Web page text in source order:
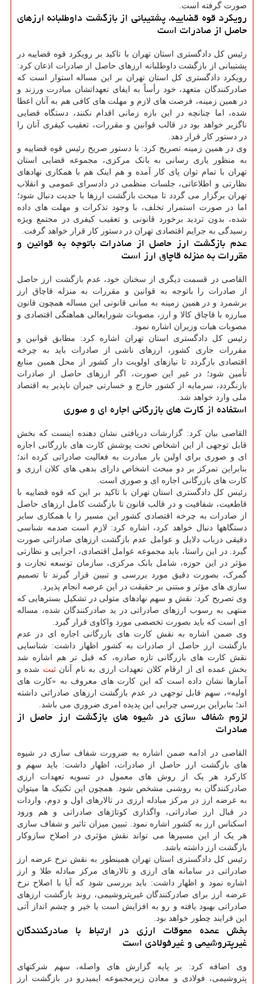
صورت گرفته است.
رویکرد قوه قضاییه، پشتیبانی از بازگشت داوطلبانه ارزهای
حاصل از صادرات است
رئیس کل دادگستری استان تهران با تاکید بر رویکرد قوه قضاییه در
پشتیبانی از بازگشت داوطلبانه ارزهای حاصل از صادرات اذعان کرد:
رویکرد دادگستری کل استان تهران بر این مساله استوار است که
صادرکنندگان متعهد، خود رأساً به ایفای تعهداتشان مبادرت ورزند و
در همین زمینه، فرصت های لازم و مهلت های کافی هم به آنان اعطا
شده، اما چنانچه در این بازه زمانی اقدام نکنند، دستگاه قضایی
ناگزیر خواهد بود در قالب قوانین و مقررات، تعقیب کیفری آنان را
در دستور کار قرار دهد.
وی در همین زمینه تصریح کرد: با دستور صریح رئیس قوه قضاییه و
به منظور یاری رسانی به بانک مرکزی، مجموعه قضایی استان
تهران با تمام توان پای کار آمده و هم اینک هم با همکاری نهادهای
نظارتی و اطلاعاتی، جلسات منظمی در دادسرای عمومی و انقلاب
تهران برگزار می گردد تا مبحث بازگشت ارزها با جدیت دنبال شود؛
اما در صورت استمرار تخلف، با وجود تذکرات و مهلت های داده
شده، بدون تردید برخورد قانونی و تعقیب کیفری در مجتمع ویژه
رسیدگی به جرایم اقتصادی تهران در دستور کار قرار خواهد گرفت.
عدم بازگشت ارز حاصل از صادرات باتوجه به قوانین و
مقررات به منزله قاچاق ارز است
القاصی در قسمت دیگری از سخنان خود، عدم بازگشت ارز حاصل
از صادرات را باتوجه به قوانین و مقررات به منزله قاچاق ارز
برشمرد و در همین زمینه به مبانی قانونی این مساله همچون قانون
مبارزه با قاچاق کالا و ارز، مصوبات شورایعالی هماهنگی اقتصادی و
مصوبات هیات وزیران اشاره نمود.
رئیس کل دادگستری استان تهران اشاره کرد: مطابق قوانین و
مقررات جاری کشور، ارزهای ناشی از صادرات باید به چرخه
اقتصادی بازگردد تا نیازهای اولویت دار کشور از محل همین منابع
تأمین شود؛ در غیر این صورت، اگر ارزهای حاصل از صادرات
بازنگردد، سرمایه از کشور خارج و خسارتی جبران ناپذیر به اقتصاد
ملی وارد خواهد شد.
استفاده از کارت های بازرگانی اجاره ای و صوری
القاصی بیان کرد: گزارشات دریافتی نشان دهنده اینست که بخش
قابل توجهی از این اشخاص تحت پوشش کارت های بازرگانی اجاره
ای و صوری برای اولین بار مبادرت به فعالیت صادراتی کرده اند؛
بنابراین تمرکز بر دو مبحث اشخاص دارای بدهی های کلان ارزی و
کارت های بازرگانی اجاره ای و صوری است.
رئیس کل دادگستری استان تهران با تاکید بر این که قوه قضاییه با
قاطعیت، شفافیت و در قالب قانون تا بازگشت کامل ارزهای حاصل
از صادرات به چرخه اقتصادی کشور این مسیر را با همکاری سایر
دستگاهها دنبال خواهد کرد، اشاره کرد: لازم است صدمه شناسی
دقیقی درباب دلایل و عوامل عدم بازگشت ارزهای صادراتی صورت
گیرد. در این راستا، باید مجموعه عوامل اقتصادی، اجرایی و نظارتی
مؤثر در این حوزه، شامل بانک مرکزی، سازمان توسعه تجارت و
گمرک، بصورت دقیق مورد بررسی و تبیین قرار گیرند تا تصمیم
سازی های مؤثر و مبتنی بر حقیقت در این عرصه انجام پذیرد.
وی تصریح کرد: نقش و سهم نهادهای متولی در تشکیل بسترهایی که
منتهی به رسوب ارزهای صادراتی در ید صادرکنندگان شده، مساله
ای است که باید بصورت تخصصی مورد واکاوی قرار گیرد.
وی ضمن اشاره به نقش کارت های بازرگانی اجاره ای در عدم
بازگشت ارز حاصل از صادرات به کشور اظهار داشت: شناسایی
نقش کارت های بازرگانی تازه صادره، که قبل تر هم اشاره شد
بخش عمده ای از ارقام کلان تعهدات ارزی به نام آنانثبت شده و
آمارها نشان داده است که این کارت های معروف به «کارت های
اولیه»، سهم قابل توجهی در عدم بازگشت ارزهای صادراتی داشته
اند؛ بنابراین بررسی چرایی این پدیده امری ضروری می باشد.
لزوم شفاف سازی در شیوه های بازگشت ارز حاصل از
صادرات
القاصی در ادامه ضمن اشاره به ضرورت شفاف سازی در شیوه
های بازگشت ارز حاصل از صادرات، اظهار داشت: باید سهم و
کارکرد هر یک از روش های معمول در تسویه تعهدات ارزی
صادرکنندگان به روشنی مشخص شود. همچون این تکنیک ها میتوان
به عرضه ارز در مرکز مبادله ارزی در تالارهای اول و دوم، واردات
در قبال ارز صادراتی، واگذاری کوتاژهای صادراتی و هم ورود
اسکناس ارز به کشور اشاره نمود. تبیین میزان تاثیر و شفاف سازی
هر یک از این مسیرها می تواند نقش مؤثری در اصلاح سازوکار
بازگشت ارز داشته باشد.
رئیس کل دادگستری استان تهران همینطور به نقش نرخ عرضه ارز
صادراتی در سامانه های ارزی و تالارهای مرکز مبادله طلا و ارز
اشاره نمود و اظهار داشت: باید بررسی شود که آیا با اصلاح نرخ
عرضه ارز برای صادرکنندگان غیرپتروشیمی، روند بازگشت ارزهای
صادراتی بهبود یافته و رو به افزایش است یا خیر و چشم انداز آتی
این فرایند چطور خواهد بود.
بخش عمده معوقات ارزی در ارتباط با صادرکنندگان
غیرپتروشیمی و غیرفولادی است
وی اضافه کرد: بر پایه گزارش های واصله، سهم شرکتهای
پتروشیمی، فولادی و معادن زیرمجموعه ایمیدرو در بازگشت ارز